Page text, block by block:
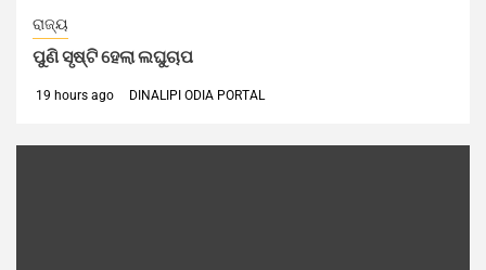
ରାଜ୍ୟ
ପୁଣି ସୃଷ୍ଟି ହେଲା ଲଘୁଚାପ
19 hours ago DINALIPI ODIA PORTAL